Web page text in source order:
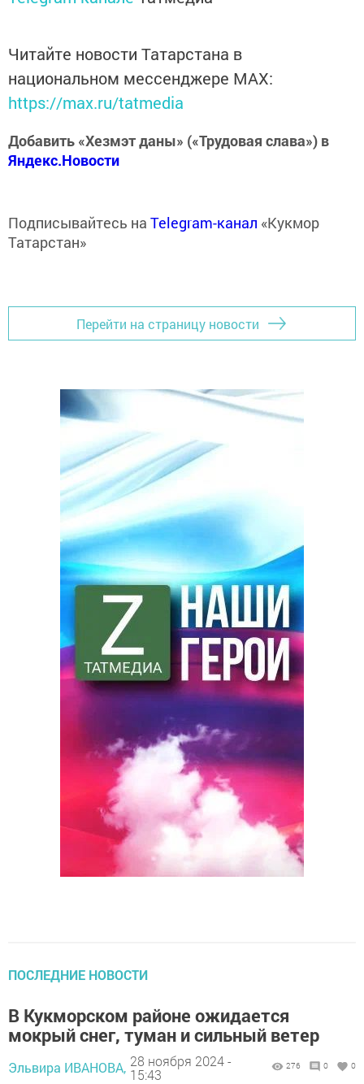
Читайте новости Татарстана в
национальном мессенджере MАХ:
https://max.ru/tatmedia
Добавить «Хезмэт даны» («Трудовая слава») в
Яндекс.Новости
Подписывайтесь на Telegram-канал «Кукмор
Татарстан»
Перейти на страницу новости
ПОСЛЕДНИЕ НОВОСТИ
В Кукморском районе ожидается
мокрый снег, туман и сильный ветер
Эльвира ИВАНОВА, 28 ноября 2024 -
15:43
276 0 0